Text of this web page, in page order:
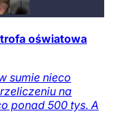
oświatowa
sumie nieco
na
ponad 500 tys. A